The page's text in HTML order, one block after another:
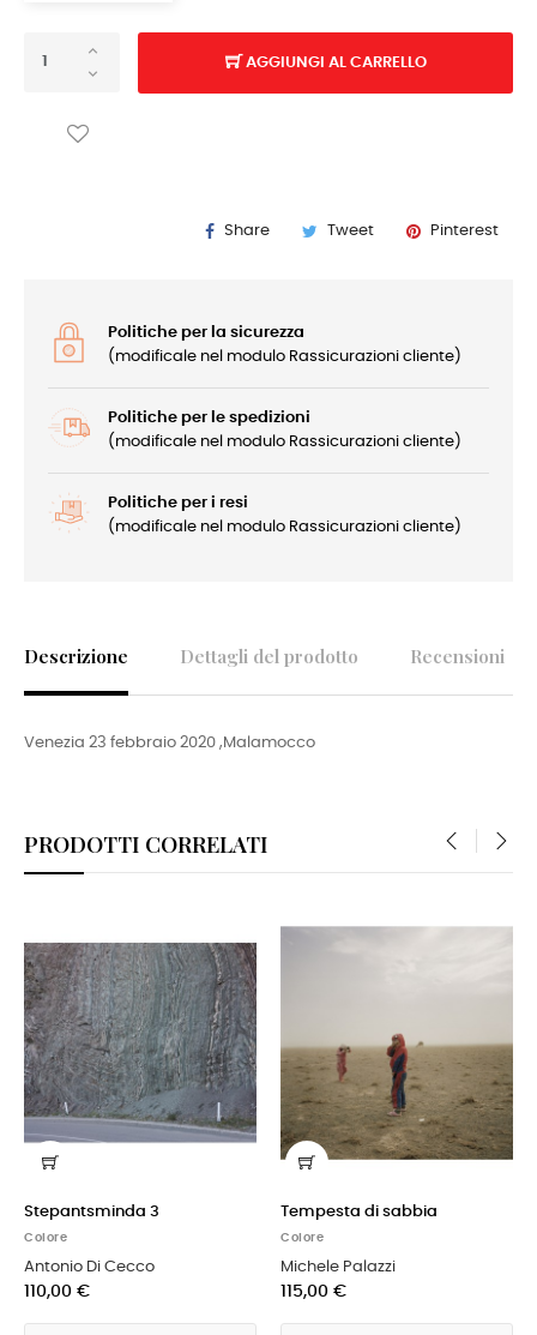
AGGIUNGI AL CARRELLO
Share Tweet Pinterest
Politiche per la sicurezza
(modificale nel modulo Rassicurazioni cliente)
Politiche per le spedizioni
(modificale nel modulo Rassicurazioni cliente)
Politiche per i resi
(modificale nel modulo Rassicurazioni cliente)
Descrizione Dettagli del prodotto Recensioni
Venezia 23 febbraio 2020 ,Malamocco
PRODOTTI CORRELATI
Stepantsminda 3
Colore
Antonio Di Cecco
110,00 €
Tempesta di sabbia
Colore
Michele Palazzi
115,00 €